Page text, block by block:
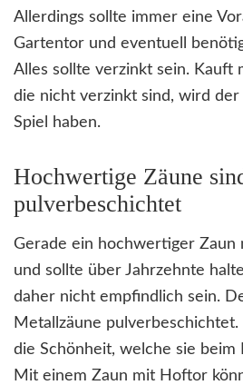
Allerdings sollte immer eine
Gartentor und eventuell
Alles sollte verzinkt sein. Kauft
die nicht verzinkt sind, wird der
Spiel haben.
Hochwertige Zäune
pulverbeschichtet
Gerade ein hochwertiger Zaun
und sollte über Jahrzehnte
daher nicht empfindlich sein.
Metallzäune
die Schönheit, welche sie beim
Mit einem Zaun mit Hoftor